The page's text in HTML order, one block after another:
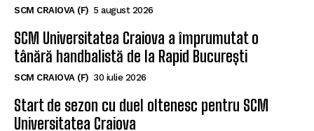
SCM CRAIOVA (F) 5 august 2026
SCM Universitatea Craiova a împrumutat o
tânără handbalistă de la Rapid București
SCM CRAIOVA (F) 30 iulie 2026
Start de sezon cu duel oltenesc pentru SCM
Universitatea Craiova